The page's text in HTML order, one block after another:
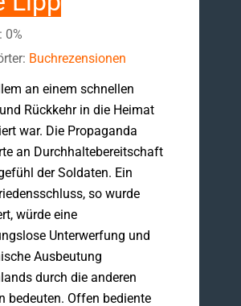
0%
Buchrezensionen
an einem schnellen
Rückkehr in die Heimat
war. Die Propaganda
an Durchhaltebereitschaft
der Soldaten. Ein
so wurde
würde eine
Unterwerfung und
Ausbeutung
durch die anderen
bedeuten. Offen bediente